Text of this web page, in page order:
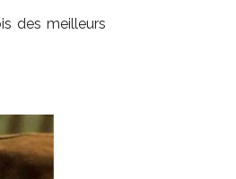
des meilleurs